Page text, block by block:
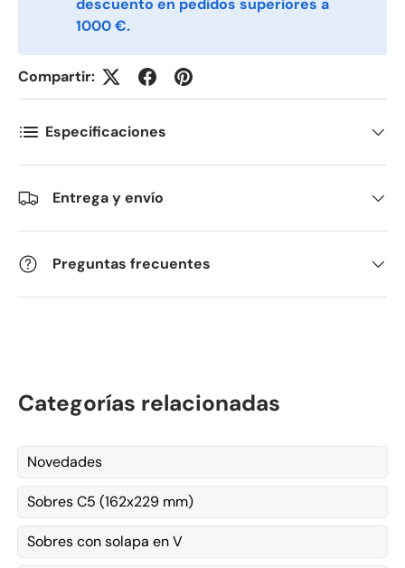
Postnummer *
Antall *
Kommentarer
descuento en pedidos superiores a
1000 €.
Compartir:
Especificaciones
Entrega y envío
Preguntas frecuentes
Categorías relacionadas
Novedades
Sobres C5 (162x229 mm)
Sobres con solapa en V